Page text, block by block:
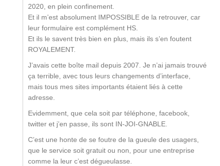
2020, en plein confinement.
Et il m’est absolument IMPOSSIBLE de la retrouver, car
leur formulaire est complément HS.
Et ils le savent très bien en plus, mais ils s’en foutent
ROYALEMENT.
J’avais cette boîte mail depuis 2007. Je n’ai jamais trouvé
ça terrible, avec tous leurs changements d’interface,
mais tous mes sites importants étaient liés à cette
adresse.
Evidemment, que cela soit par téléphone, facebook,
twitter et j’en passe, ils sont IN-JOI-GNABLE.
C’est une honte de se foutre de la gueule des usagers,
que le service soit gratuit ou non, pour une entreprise
comme la leur c’est dégueulasse.